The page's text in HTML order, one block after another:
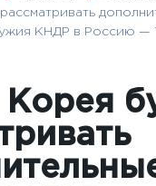
КНДР в Россию —